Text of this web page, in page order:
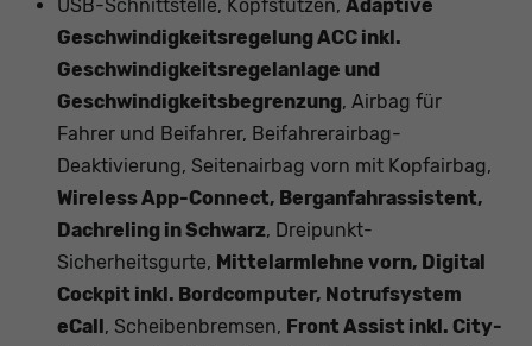
USB-Schnittstelle, Kopfstützen, Adaptive
Geschwindigkeitsregelung ACC inkl.
Geschwindigkeitsregelanlage und
Geschwindigkeitsbegrenzung, Airbag für
Fahrer und Beifahrer, Beifahrerairbag-
Deaktivierung, Seitenairbag vorn mit Kopfairbag,
Wireless App-Connect, Berganfahrassistent,
Dachreling in Schwarz, Dreipunkt-
Sicherheitsgurte, Mittelarmlehne vorn, Digital
Cockpit inkl. Bordcomputer, Notrufsystem
eCall , Scheibenbremsen, Front Assist inkl. City-